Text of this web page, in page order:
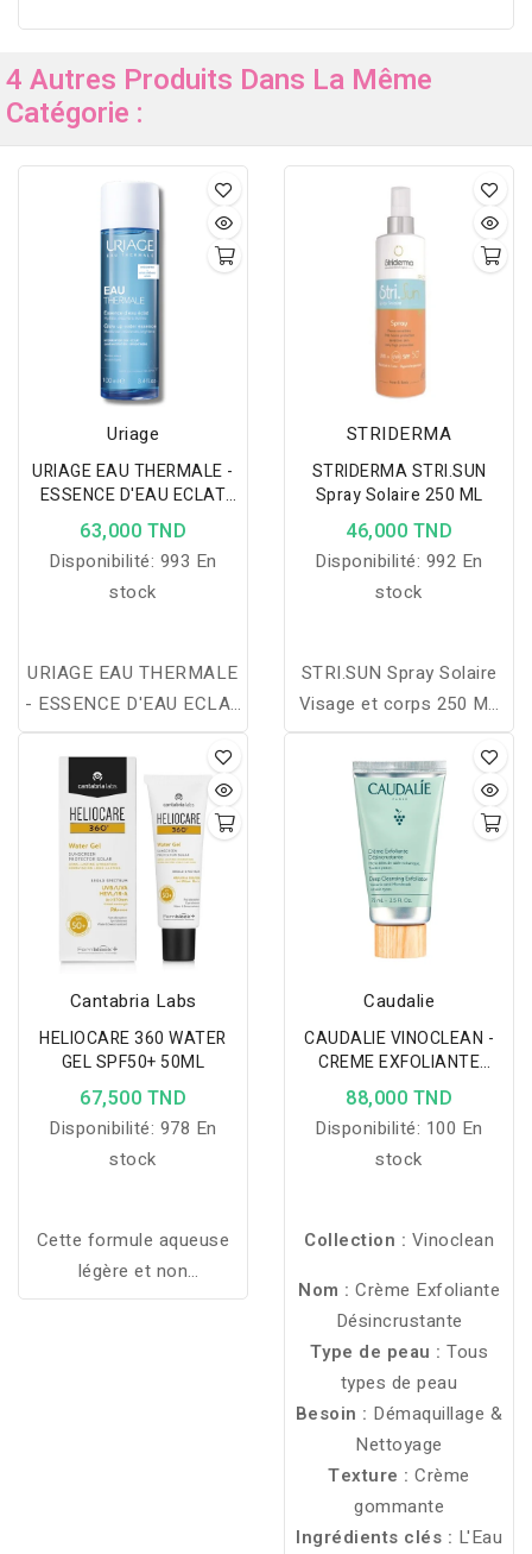
4 Autres Produits Dans La Même
Catégorie :
Uriage
URIAGE EAU THERMALE -
ESSENCE D'EAU ECLAT
100ML
63,000 TND
Disponibilité: 993 En
stock
URIAGE EAU THERMALE
- ESSENCE D'EAU ECLAT
100ML
STRIDERMA
STRIDERMA STRI.SUN
Spray Solaire 250 ML
46,000 TND
Disponibilité: 992 En
stock
STRI.SUN Spray Solaire
Visage et corps 250 ML
SPF 50+ Tout type de
peaux Haute Protection
Cantabria Labs
HELIOCARE 360 WATER
GEL SPF50+ 50ML
67,500 TND
Disponibilité: 978 En
stock
Cette formule aqueuse
légère et non
comédogène pénètre
Caudalie
CAUDALIE VINOCLEAN -
CREME EXFOLIANTE
DESINCRUSTANTE 75ML
88,000 TND
Disponibilité: 100 En
stock
Collection : Vinoclean
Nom : Crème Exfoliante
Désincrustante
Type de peau : Tous
types de peau
Besoin : Démaquillage &
Nettoyage
Texture : Crème
gommante
Ingrédients clés : L'Eau